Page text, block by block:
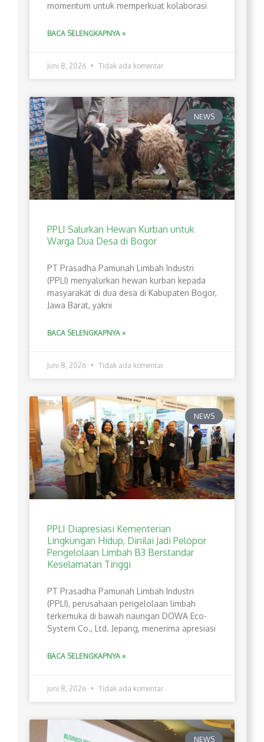
momentum untuk memperkuat kolaborasi
BACA SELENGKAPNYA »
Juni 8, 2026 Tidak ada komentar
NEWS
PPLI Salurkan Hewan Kurban untuk
Warga Dua Desa di Bogor
PT Prasadha Pamunah Limbah Industri
(PPLI) menyalurkan hewan kurban kepada
masyarakat di dua desa di Kabupaten Bogor,
Jawa Barat, yakni
BACA SELENGKAPNYA »
Juni 8, 2026 Tidak ada komentar
NEWS
PPLI Diapresiasi Kementerian
Lingkungan Hidup, Dinilai Jadi Pelopor
Pengelolaan Limbah B3 Berstandar
Keselamatan Tinggi
PT Prasadha Pamunah Limbah Industri
(PPLI), perusahaan pengelolaan limbah
terkemuka di bawah naungan DOWA Eco-
System Co., Ltd. Jepang, menerima apresiasi
BACA SELENGKAPNYA »
Juni 8, 2026 Tidak ada komentar
NEWS